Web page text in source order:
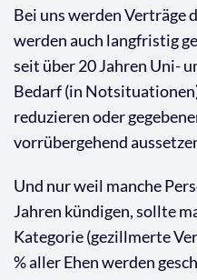
Bei uns werden Verträge
werden auch langfristig
seit über 20 Jahren Uni-
Bedarf (in
reduzieren oder
vorrübergehend
Und nur weil manche
Jahren kündigen, sollte
Kategorie (gezillmerte
% aller Ehen werden